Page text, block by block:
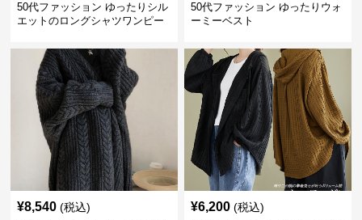
50代ファッション ゆったりシル
エットのロングシャツワンピー
50代ファッション ゆったりウォ
ーミーベスト
¥8,540 (税込) ¥6,200 (税込)